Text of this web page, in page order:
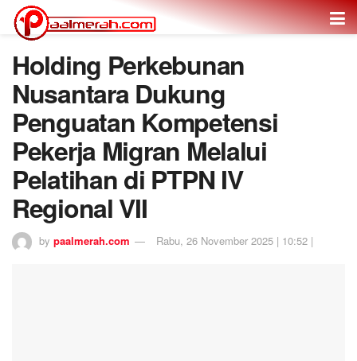
Holding Perkebunan
Nusantara Dukung
Penguatan Kompetensi
Pekerja Migran Melalui
Pelatihan di PTPN IV
Regional VII
by paalmerah.com Rabu, 26 November 2025 | 10:52 |